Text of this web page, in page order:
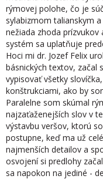
rýmovej polohe, čo je
sylabizmom talianskym
nežiada zho­da
systém sa uplatňuje
Hoci mi dr. Jozef Felix
básnických textov, začal
vypisovať všetky
konštrukciami, ako by
Paralelne som skúmal
najzaťaženejších slov v
výstavbu veršov, ktorú
postup­ne, keď ma už
najmenších detailov a
osvojení si predlohy
sa napokon na jediné -